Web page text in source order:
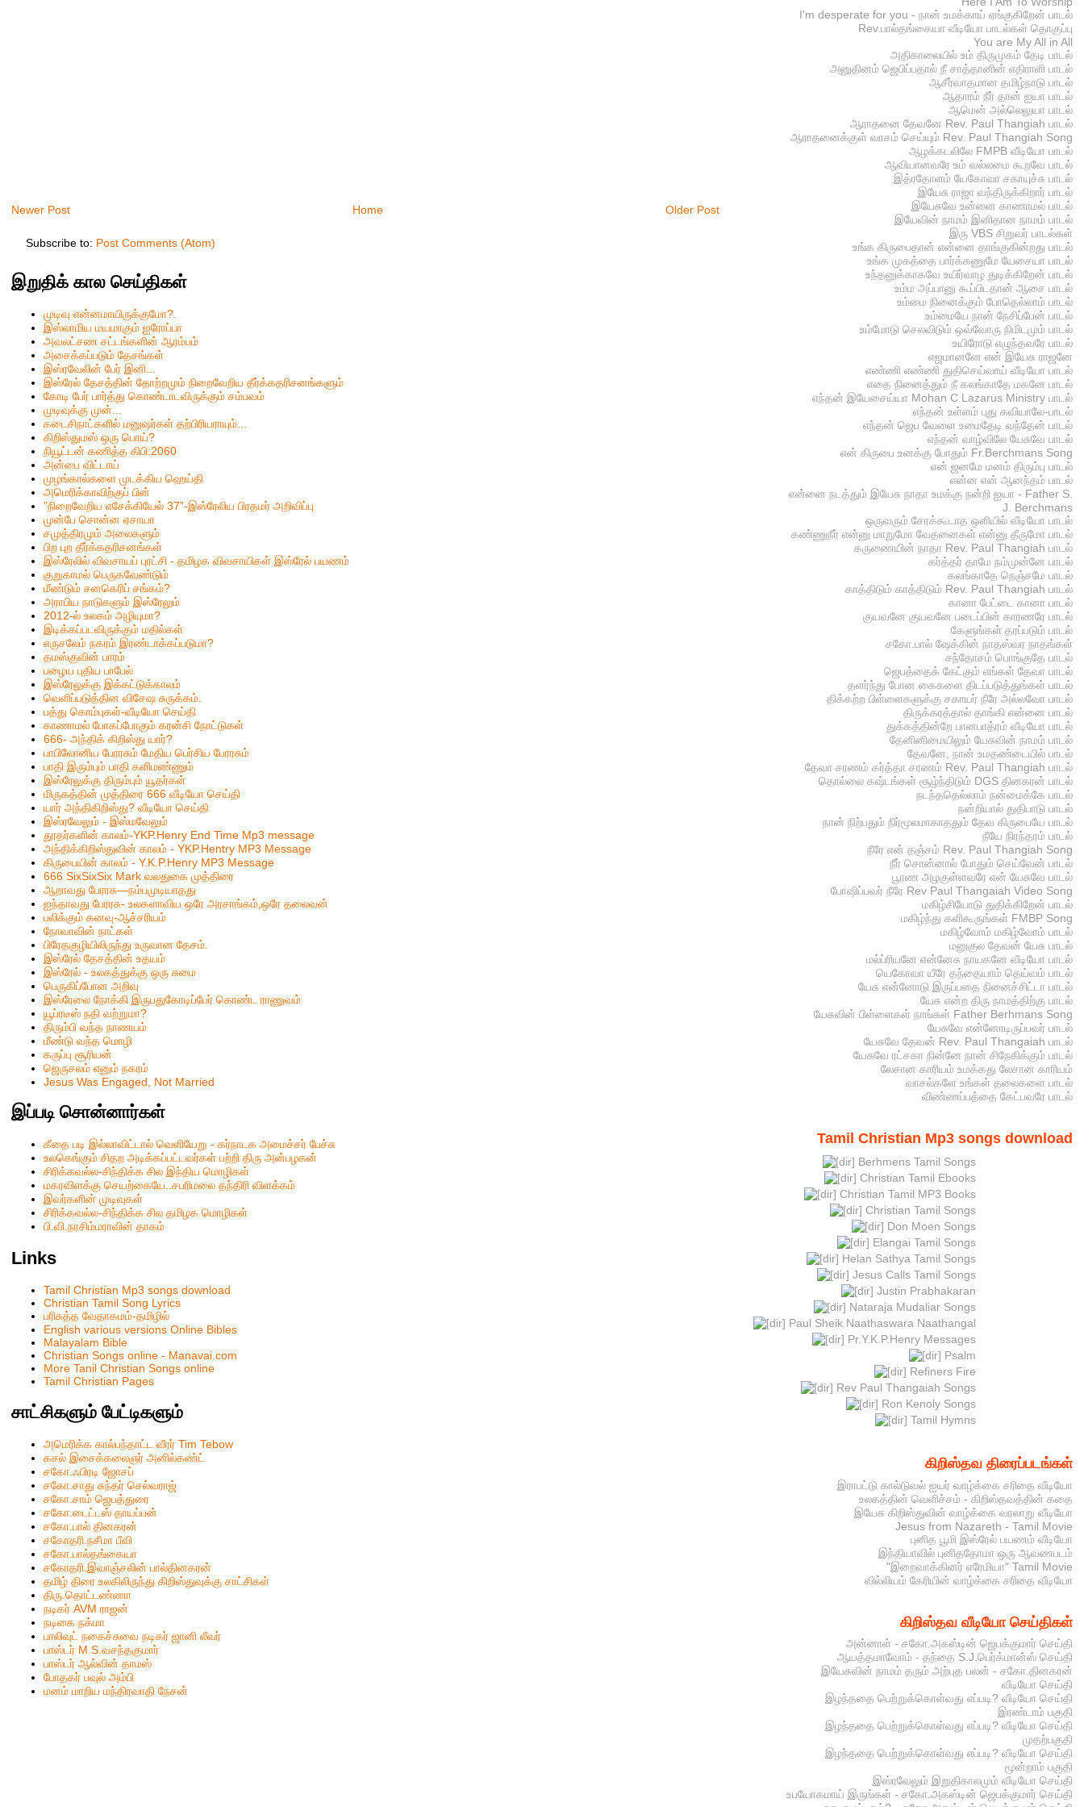
Newer Post Older Post
Home
Subscribe to: Post Comments (Atom)
இறுதிக் கால செய்திகள்
முடிவு என்னமாயிருக்குமோ?.
இஸ்லாமிய மயமாகும் ஐரோப்பா
அவலட்சண சட்டங்களின் ஆரம்பம்
அசைக்கப்படும் தேசங்கள்
இஸ்ரவேலின் பேர் இனி...
இஸ்ரேல் தேசத்தின் தோற்றமும் நிறைவேறிய தீர்க்கதரிசனங்களும்
கோடி பேர் பார்த்து கொண்டாடவிருக்கும் சம்பவம்
முடிவுக்கு முன்...
கடைசிநாட்களில் மனுஷர்கள் தற்பிரியராயும்...
கிறிஸ்தும‌ஸ் ஒரு பொய்?
நியூட்டன் கணித்த கிபி:2060
அன்பை விட்டாய்
முழங்கால்களை முடக்கிய ஹெய்தி
அமெரிக்காவிற்குப் பின்
”நிறைவேறிய எசேக்கியேல் 37”-இஸ்ரேலிய பிரதமர் அறிவிப்பு
முன்பே சொன்ன ஏசாயா
சமுத்திரமும் அலைகளும்
பிற புற தீர்க்கதரிசனங்கள்
இஸ்ரேலில் விவசாயப் புரட்சி - தமிழக விவசாயிகள் இஸ்ரேல் பயணம்
குறுகாமல் பெருகவேண்டும்
மீண்டும் சனகெரிப் சங்கம்?
அராபிய நாடுகளும் இஸ்ரேலும்
2012-ல் உலகம் அழியுமா?
இடிக்கப்படவிருக்கும் மதில்கள்
எருசலேம் நகரம் இரண்டாக்கப்படுமா?
தமஸ்குவின் பாரம்
பழைய புதிய பாபேல்
இஸ்ரேலுக்கு இக்கட்டுக்காலம்
வெளிப்படுத்தின விசேஷ சுருக்கம்.
பத்து கொம்புகள்-வீடியோ செய்தி
காணாமல் போகப்போகும் கரன்சி நோட்டுகள்
666- அந்திக் கிறிஸ்து யார்?
பாபிலோனிய பேரரசும் மேதிய பெர்சிய பேரரசும்
பாதி இரும்பும் பாதி களிமண்ணும்
இஸ்ரேலுக்கு திரும்பும் யூதர்கள்
மிருகத்தின் முத்திரை 666 வீடியோ செய்தி
யார் அந்திகிறிஸ்து? வீடியோ செய்தி
இஸ்ரவேலும் - இஸ்மவேலும்
தூதர்களின் காலம்-YKP.Henry End Time Mp3 message
அந்திக்கிறிஸ்துவின் காலம் - YKP.Hentry MP3 Message
கிருபையின் காலம் - Y.K.P.Henry MP3 Message
666 SixSixSix Mark வலதுகை முத்திரை
ஆறாவது பேரரசு—நம்பமுடியாதது
ஐந்தாவது பேரரசு- உலகளாவிய ஒரே அரசாங்கம்,ஒரே தலைவன்
பலிக்கும் கனவு-ஆச்சரியம்
நோவாவின் நாட்கள்
பிரேதகுழியிலிருந்து உருவான தேசம்.
இஸ்ரேல் தேசத்தின் உதயம்
இஸ்ரேல் - உலகத்துக்கு ஒரு சுமை
பெருகிப்போன அறிவு
இஸ்ரேலை நோக்கி இருபதுகோடிப்பேர் கொண்ட ராணுவம்
யூப்ரடீஸ் நதி வற்றுமா?
திரும்பி வந்த நாணயம்
மீண்டு வந்த மொழி
கருப்பு சூரியன்
ஜெருசலம் எனும் நகரம்
Jesus Was Engaged, Not Married
இப்படி சொன்னார்கள்
கீதை படி இல்லாவிட்டால் வெளியேறு - கர்நாடக அமைச்சர் பேச்சு
உலகெங்கும் சிதற அடிக்கப்பட்டவர்கள் பற்றி திரு அன்பழகன்
சிரிக்கவல்ல-சிந்திக்க சில இந்திய மொழிகள்
மகரவிளக்கு செயற்கையே..சபரிமலை தந்திரி விளக்கம்
இவர்களின் முடிவுகள்
சிரிக்கவல்ல-சிந்திக்க சில தமிழக மொழிகள்
பி.வி.நரசிம்மராவின் தாகம்
Links
Tamil Christian Mp3 songs download
Christian Tamil Song Lyrics
பரிசுத்த வேதாகமம்-தமிழில்
English various versions Online Bibles
Malayalam Bible
Christian Songs online - Manavai.com
More Tanil Christian Songs online
Tamil Christian Pages
சாட்சிகளும் பேட்டிகளும்
அமெரிக்க கால்பந்தாட்ட வீரர் Tim Tebow
கசல் இசைக்கலைஞர் அனில்கண்ட்
சகோ.ஃபிரடி ஜோசப்
சகோ.சாது சுந்தர் செல்வராஜ்
சகோ.சாம் ஜெபத்துரை
சகோ.டைட்டஸ் தாயப்பன்
சகோ.பால் தினகரன்
சகோதரி.நசீமா பீவி
ச‌கோ.பால்த‌ங்கையா
ச‌கோதரி.இவாஞ்சலின் பால்தின‌க‌ர‌ன்
தமிழ் திரை உலகிலிருந்து கிறிஸ்துவுக்கு சாட்சிகள்
திரு.தொட்டண்ணா
நடிகர் AVM ராஜன்
நடிகை நக்மா
பாலிவுட் நகைச்சுவை நடிகர் ஜானி லீவர்
பாஸ்டர் M.S.வசந்தகுமார்
பாஸ்டர் ஆல்வின் தாமஸ்
போதகர் பவுல் அம்பி
மனம் மாறிய மந்திரவாதி நேசன்
I'm desperate for you - நான் உமக்காய் ஏங்குகிறேன் பாடல்
Rev.பால்தங்கையா வீடியோ பாடல்கள் தொகுப்பு
You are My All in All
அதிகாலையில் உம் திருமுகம் தேடி பாடல்
அனுதினம் ஜெபிப்பதால் நீ சாத்தானின் எதிராளி பாடல்
ஆசீர்வாதமான தமிழ்நாடு பாடல்
ஆதாரம் நீர் தான் ஐயா பாடல்
ஆமென் அல்லெலுயா பாடல்
ஆராதனை தேவனே Rev. Paul Thangiah பாடல்
ஆராதனைக்குள் வாசம் செய்யும் Rev. Paul Thangiah Song
ஆழக்கடலிலே FMPB வீடியோ பாடல்
ஆவியானவரே உம் வல்லமை கூறவே பாடல்
இத்ரதோளம் யேகோவா சகாயுச்சு பாடல்
இயேசு ராஜா வந்திருக்கிறார் பாடல்
இயேசுவே உன்னை காணாமல் பாடல்
இயேவின் நாமம் இனிதான நாமம் பாடல்
இரு VBS சிறுவர் பாடல்கள்
உங்க கிருபைதான் என்னை தாங்குகின்றது பாடல்
உங்க முகத்தை பார்க்கணுமே யேசையா பாடல்
உந்தனுக்காகவே உயிர்வாழ துடிக்கிறேன் பாடல்
உம்ம அப்பானு கூப்பிடதான் ஆசை பாடல்
உம்மை நினைக்கும் போதெல்லாம் பாடல்
உம்மையே நான் நேசிப்பேன் பாடல்
உம்மோடு செலவிடும் ஒவ்வோரு நிமிடமும் பாடல்
உயிரோடு எழுந்தவரே பாடல்
எஜமானனே என் இயேசு ராஜனே
எண்ணி எண்ணி துதிசெய்வாய் வீடியோ பாடல்
எதை நினைத்தும் நீ கலங்காதே மகனே பாடல்
எந்தன் இயேசைய்யா Mohan C Lazarus Ministry பாடல்
எந்தன் உள்ளம் புது கவியாலே-பாடல்
எந்தன் ஜெப வேளை உமைதேடி வந்தேன் பாடல்
எந்தன் வாழ்விலே யேசுவே பாடல்
என் கிருபை உனக்கு போதும் Fr.Berchmans Song
என் ஜனமே மனம் திரும்பு பாடல்
என்ன என் ஆனந்தம் பாடல்
என்னை நடத்தும் இயேசு நாதா உமக்கு நன்றி ஐயா - Father S.
J. Berchmans
ஒருவரும் சேரக்கூடாத ஒளியில் வீடியோ பாடல்
கண்ணுநீர் என்னு மாறுமோ வேதனைகள் என்னு தீருமோ பாடல்
கருணையின் நாதா Rev. Paul Thangiah பாடல்
கர்த்தர் தாமே நம்முன்னே பாடல்
கலங்காதே நெஞ்சமே பாடல்
காத்திடும் காத்திடும் Rev. Paul Thangiah பாடல்
கானா பேட்டை கானா பாடல்
குயவனே குயவனே படைப்பின் காரணரே பாடல்
கேளுங்கள் தரப்படும் பாடல்
சகோ.பால் ஷேக்கின் நாதஸ்வர நாதங்கள்
சந்தோசம் பொங்குதே பாடல்
ஜெபத்தைக் கேட்கும் எங்கள் தேவா பாடல்
தளர்ந்து போன கைகளை திடப்படுத்துங்கள் பாடல்
திக்கற்ற பிள்ளைகளுக்கு சகாயர் நீரே அல்லவோ பாடல்
திருக்கரத்தால் தாங்கி என்னை பாடல்
துக்கத்தின்றே பானபாத்ரம் வீடியோ பாடல்
தேனினிமையிலும் யேசுவின் நாமம் பாடல்
தேவனே, நான் உமதண்டையில் பாடல்
தேவா சரணம் கர்த்தா சரணம் Rev. Paul Thangiah பாடல்
தொல்லை கஷ்டங்கள் சூழ்ந்திடும் DGS தினகரன் பாடல்
நடந்ததெல்லாம் நன்மைக்கே பாடல்
நன்றியால் துதிபாடு பாடல்
நான் நிற்பதும் நிர்மூலமாகாததும் தேவ கிருபையே பாடல்
நீயே நிரந்தரம் பாடல்
நீரே என் தஞ்சம் Rev. Paul Thangiah Song
நீர் சொன்னால் போதும் செய்வேன் பாடல்
பூரண அழகுள்ளவரே என் யேசுவே பாடல்
போஷிப்பவர் நீரே Rev Paul Thangaiah Video Song
மகிழ்சியோடு துதிக்கிறேன் பாடல்
மகிழ்ந்து களிகூருங்கள் FMBP Song
மகிழ்வோம் மகிழ்வோம் பாடல்
மனுகுல தேவன் யேசு பாடல்
மல்ப்ரியனே என்னேசு நாயகனே வீடியோ பாடல்
யெகோவா யீரே தந்தையாம் தெய்வம் பாடல்
யேசு என்னோடு இருப்பதை நினைச்சிட்டா பாடல்
யேசு என்ற திரு நாமத்திற்கு பாடல்
யேசுவின் பிள்ளைகள் நாங்கள் Father Berhmans Song
யேசுவே என்னோடிருப்பவர் பாடல்
யேசுவே தேவன் Rev. Paul Thangaiah பாடல்
யேசுவே ரட்சகா நின்னே நான் சிநேகிக்கும் பாடல்
லேசான காரியம் உமக்கது லேசான காரியம்
வாசல்களே உங்கள் தலைகளை பாடல்
விண்ணப்பத்தை கேட்பவரே பாடல்
Tamil Christian Mp3 songs download
Berhmens Tamil Songs
Christian Tamil Ebooks
Christian Tamil MP3 Books
Christian Tamil Songs
Don Moen Songs
Elangai Tamil Songs
Helan Sathya Tamil Songs
Jesus Calls Tamil Songs
Justin Prabhakaran
Nataraja Mudaliar Songs
Paul Sheik Naathaswara Naathangal
Pr.Y.K.P.Henry Messages
Psalm
Refiners Fire
Rev Paul Thangaiah Songs
Ron Kenoly Songs
Tamil Hymns
கிறிஸ்தவ திரைப்படங்கள்
இராபட்டு கால்டுவல் ஐயர் வாழ்க்கை சரிதை வீடியோ
உலகத்தின் வெளிச்சம் - கிறிஸ்தவத்தின் கதை
இயேசு கிறிஸ்துவின் வாழ்க்கை வரலாறு வீடியோ
Jesus from Nazareth - Tamil Movie
புனித பூமி இஸ்ரேல் பயணம் வீடியோ
இந்தியாவில் புனிததோமா ஒரு ஆவணபடம்
"இறைவாக்கினர் எரேமியா" Tamil Movie
வில்லியம் கேரியின் வாழ்க்கை சரிதை வீடியோ
கிறிஸ்தவ வீடியோ செய்திகள்
அன்னாள் - சகோ.அகஸ்டின் ஜெபக்குமார் செய்தி
ஆயத்தமாவோம் - தந்தை S.J.பெர்க்மான்ஸ் செய்தி
இயேசுவின் நாமம் தரும் அற்புத பலன் - சகோ.தினகரன்
வீடியோ செய்தி
இழந்ததை பெற்றுக்கொள்வது எப்படி? வீடியோ செய்தி
இரண்டாம் பகுதி
இழந்ததை பெற்றுக்கொள்வது எப்படி? வீடியோ செய்தி
முதற்பகுதி
இழந்ததை பெற்றுக்கொள்வது எப்படி? வீடியோ செய்தி
மூன்றாம் பகுதி
இஸ்ரவேலும் இறுதிகாலமும் வீடியோ செய்தி
உபயோகமாய் இருங்கள் - சகோ.அகஸ்டின் ஜெபக்குமார் செய்தி